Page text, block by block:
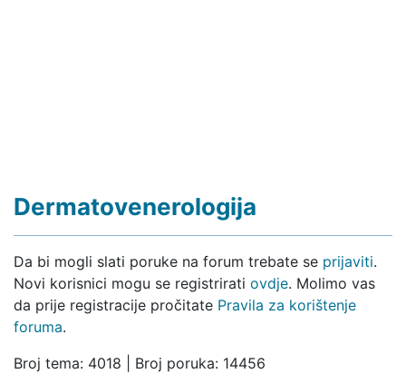
Dermatovenerologija
Da bi mogli slati poruke na forum trebate se prijaviti.
Novi korisnici mogu se registrirati ovdje. Molimo vas
da prije registracije pročitate Pravila za korištenje
foruma.
Broj tema: 4018 | Broj poruka: 14456